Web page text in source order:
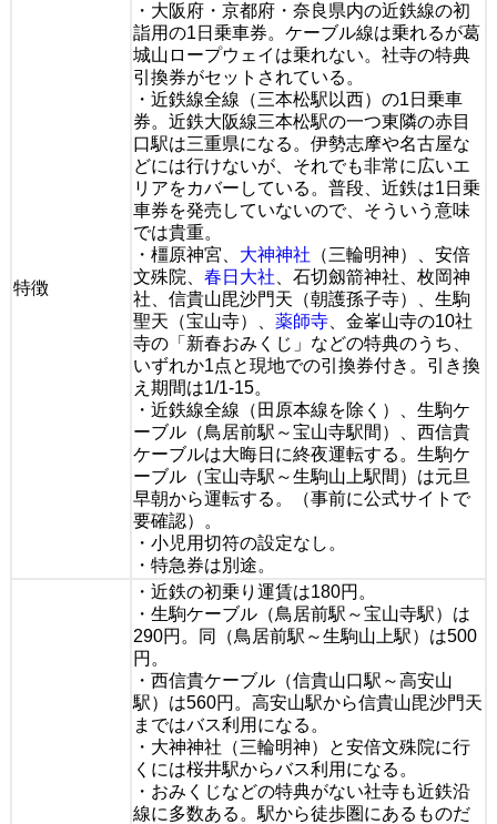
特徴
・大阪府・京都府・奈良県内の近鉄線の初
詣用の1日乗車券。ケーブル線は乗れるが葛
城山ロープウェイは乗れない。社寺の特典
引換券がセットされている。
・近鉄線全線（三本松駅以西）の1日乗車
券。近鉄大阪線三本松駅の一つ東隣の赤目
口駅は三重県になる。伊勢志摩や名古屋な
どには行けないが、それでも非常に広いエ
リアをカバーしている。普段、近鉄は1日乗
車券を発売していないので、そういう意味
では貴重。
・橿原神宮、 大神神社 （三輪明神）、安倍
文殊院、 春日大社 、石切劔箭神社、枚岡神
社、信貴山毘沙門天（朝護孫子寺）、生駒
聖天（宝山寺）、 薬師寺、金峯山寺の10社
寺の「新春おみくじ」などの特典のうち、
いずれか1点と現地での引換券付き。引き換
え期間は1/1-15。
・近鉄線全線（田原本線を除く）、生駒ケ
ーブル（鳥居前駅～宝山寺駅間）、西信貴
ケーブルは大晦日に終夜運転する。生駒ケ
ーブル（宝山寺駅～生駒山上駅間）は元旦
早朝から運転する。（事前に公式サイトで
要確認）。
・小児用切符の設定なし。
・特急券は別途。
・近鉄の初乗り運賃は180円。
・生駒ケーブル（鳥居前駅～宝山寺駅）は
290円。同（鳥居前駅～生駒山上駅）は500
円。
・西信貴ケーブル（信貴山口駅～高安山
駅）は560円。高安山駅から信貴山毘沙門天
まではバス利用になる。
・大神神社（三輪明神）と安倍文殊院に行
くには桜井駅からバス利用になる。
・おみくじなどの特典がない社寺も近鉄沿
線に多数ある。駅から徒歩圏にあるものだ